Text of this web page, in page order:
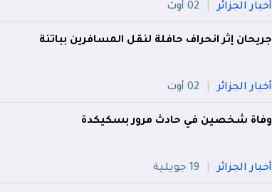
أخبار الجزائر 02 أوت
جريحان إثر انحراف حافلة لنقل المسافرين بباتنة
أخبار الجزائر 02 أوت
وفاة شخصين في حادث مرور بسكيكدة
أخبار الجزائر 19 جويلية